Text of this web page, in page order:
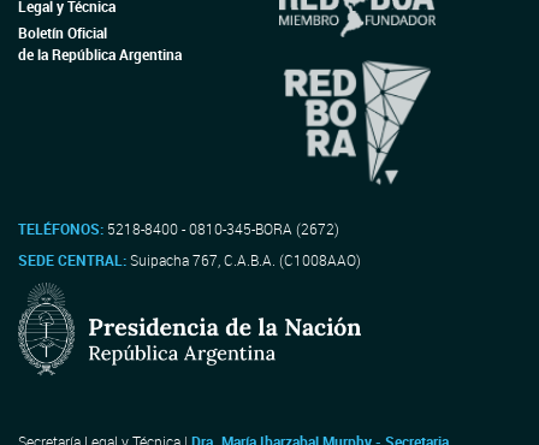
Legal y Técnica
Boletín Oficial
de la República Argentina
TELÉFONOS: 5218-8400 - 0810-345-BORA (2672)
SEDE CENTRAL:Suipacha 767, C.A.B.A. (C1008AAO)